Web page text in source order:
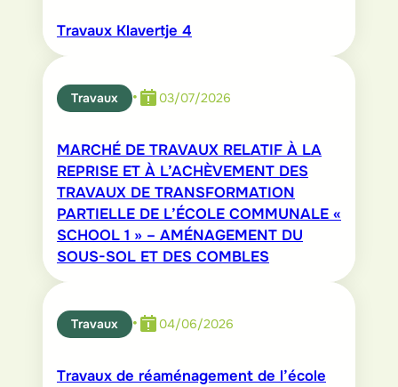
Travaux Klavertje 4
Travaux • 03/07/2026
MARCHÉ DE TRAVAUX RELATIF À LA
REPRISE ET À L’ACHÈVEMENT DES
TRAVAUX DE TRANSFORMATION
PARTIELLE DE L’ÉCOLE COMMUNALE «
SCHOOL 1 » – AMÉNAGEMENT DU
SOUS-SOL ET DES COMBLES
Travaux • 04/06/2026
Travaux de réaménagement de l’école